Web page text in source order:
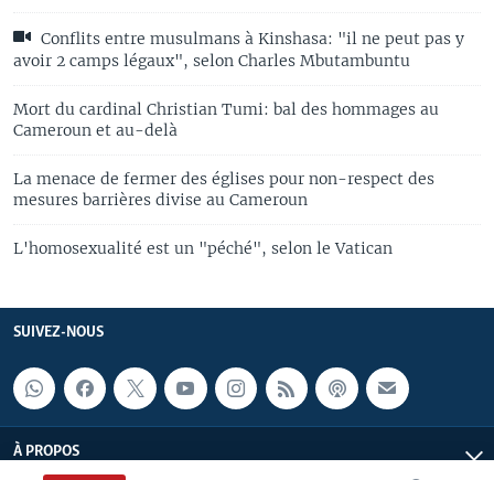
Conflits entre musulmans à Kinshasa: "il ne peut pas y
avoir 2 camps légaux", selon Charles Mbutambuntu
Mort du cardinal Christian Tumi: bal des hommages au
Cameroun et au-delà
La menace de fermer des églises pour non-respect des
mesures barrières divise au Cameroun
L'homosexualité est un "péché", selon le Vatican
SUIVEZ-NOUS
À PROPOS